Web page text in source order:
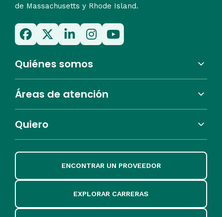
de Massachusetts y Rhode Island.
Quiénes somos
Áreas de atención
Quiero
ENCONTRAR UN PROVEEDOR
EXPLORAR CARRERAS